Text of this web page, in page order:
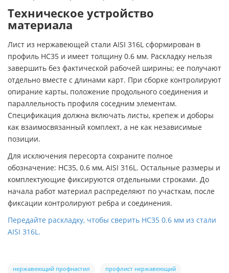
Техническое устройство
материала
Лист из нержавеющей стали AISI 316L сформирован в
профиль НС35 и имеет толщину 0.6 мм. Раскладку нельзя
завершить без фактической рабочей ширины; ее получают
отдельно вместе с длинами карт. При сборке контролируют
опирание карты, положение продольного соединения и
параллельность профиля соседним элементам.
Спецификация должна включать листы, крепеж и доборы
как взаимосвязанный комплект, а не как независимые
позиции.
Для исключения пересорта сохраните полное
обозначение: НС35, 0.6 мм, AISI 316L. Остальные размеры и
комплектующие фиксируются отдельными строками. До
начала работ материал распределяют по участкам, после
фиксации контролируют ребра и соединения.
Передайте раскладку, чтобы сверить НС35 0.6 мм из стали
AISI 316L.
нержавеющий профнастил профлист нержавеющий